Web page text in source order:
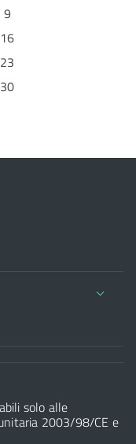
9
16
23
30
solo alle
2003/98/CE e